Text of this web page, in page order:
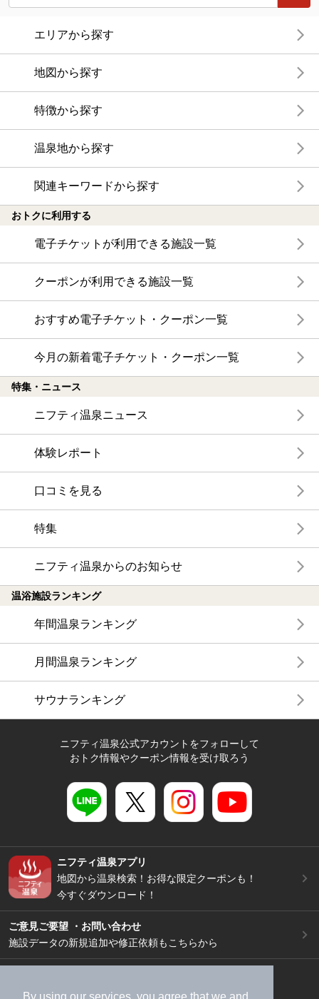
エリアから探す
地図から探す
特徴から探す
温泉地から探す
関連キーワードから探す
おトクに利用する
電子チケットが利用できる施設一覧
クーポンが利用できる施設一覧
おすすめ電子チケット・クーポン一覧
今月の新着電子チケット・クーポン一覧
特集・ニュース
ニフティ温泉ニュース
体験レポート
口コミを見る
特集
ニフティ温泉からのお知らせ
温浴施設ランキング
年間温泉ランキング
月間温泉ランキング
サウナランキング
ニフティ温泉公式アカウントをフォローして
おトク情報やクーポン情報を受け取ろう
ニフティ温泉アプリ
地図から温泉検索！お得な限定クーポンも！
今すぐダウンロード！
ご意見ご要望 ・お問い合わせ
施設データの新規追加や修正依頼もこちらから
加盟店募集（資料請求）
広告出稿のご案内